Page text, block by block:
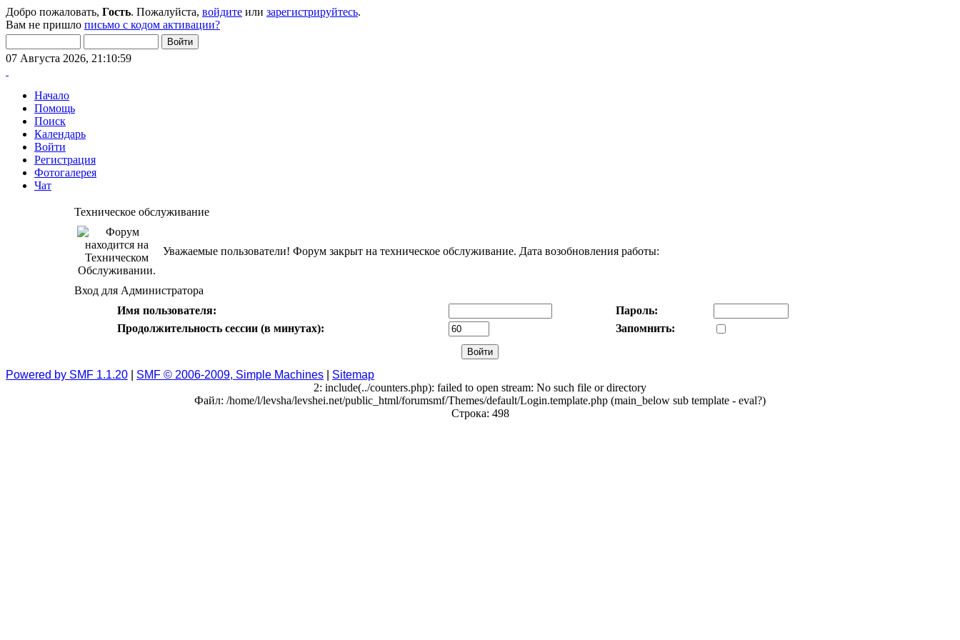
Добро пожаловать, Гость. Пожалуйста, войдите или зарегистрируйтесь.
Вам не пришло письмо с кодом активации?
07 Августа 2026, 21:10:59
Начало
Помощь
Поиск
Календарь
Войти
Регистрация
Фотогалерея
Чат
Техническое обслуживание
Уважаемые пользователи! Форум закрыт на техническое обслуживание. Дата возобновления работы:
Вход для Администратора
Имя пользователя:
Пароль:
Продолжительность сессии (в минутах):
Запомнить:
Powered by SMF 1.1.20 SMF © 2006-2009, Simple Machines
Sitemap
2: include(../counters.php): failed to open stream: No such file or directory
Файл: /home/l/levsha/levshei.net/public_html/forumsmf/Themes/default/Login.template.php (main_below sub template - eval?)
Строка: 498